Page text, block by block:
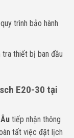
trình bảo hành
thiết bị ban đầu
E20-30 tại
tiếp nhận thông
tất việc đặt lịch